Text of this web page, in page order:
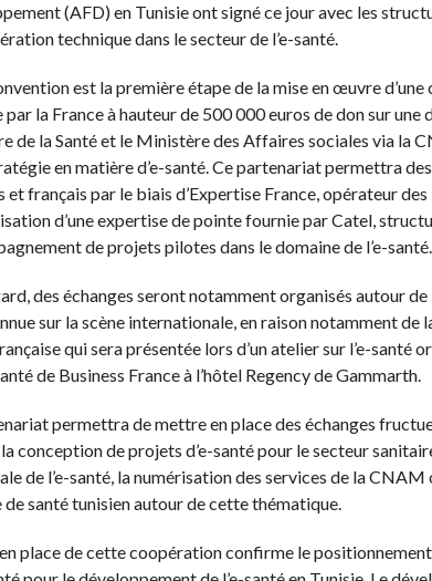
(AFD) en Tunisie ont signé ce jour avec les
technique dans le secteur de l’e-santé.
est la première étape de la mise en œuvre
par la France à hauteur de 500 000 euros de don sur une
de la Santé et le Ministère des Affaires sociales via la
en matière d’e-santé. Ce partenariat permettra
et français par le biais d’Expertise France, opérateur
d’une expertise de pointe fournie par Catel,
de projets pilotes dans le domaine de l’e-santé.
des échanges seront notamment organisés autour de
sur la scène internationale, en raison notamment de
qui sera présentée lors d’un atelier sur l’e-santé
de Business France à l’hôtel Regency de Gammarth.
permettra de mettre en place des échanges
conception de projets d’e-santé pour le secteur
de l’e-santé, la numérisation des services de la CNAM
de santé tunisien autour de cette thématique.
place de cette coopération confirme le